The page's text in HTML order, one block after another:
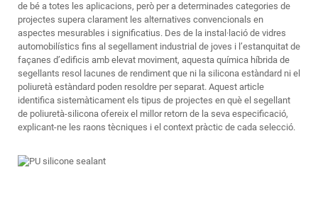
de bé a totes les aplicacions, però per a determinades categories de
projectes supera clarament les alternatives convencionals en
aspectes mesurables i significatius. Des de la instal·lació de vidres
automobilístics fins al segellament industrial de joves i l’estanquitat de
façanes d’edificis amb elevat moviment, aquesta química híbrida de
segellants resol lacunes de rendiment que ni la silicona estàndard ni el
poliuretà estàndard poden resoldre per separat. Aquest article
identifica sistemàticament els tipus de projectes en què el segellant
de poliuretà-silicona ofereix el millor retorn de la seva especificació,
explicant-ne les raons tècniques i el context pràctic de cada selecció.